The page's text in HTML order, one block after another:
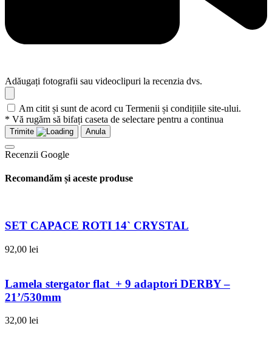
Adăugați fotografii sau videoclipuri la recenzia dvs.
Am citit și sunt de acord cu Termenii și condițiile site-ului.
* Vă rugăm să bifați caseta de selectare pentru a continua
Trimite Anula
Recenzii Google
Recomandăm și aceste produse
SET CAPACE ROTI 14` CRYSTAL
92,00 lei
Lamela stergator flat + 9 adaptori DERBY –
21’/530mm
32,00 lei